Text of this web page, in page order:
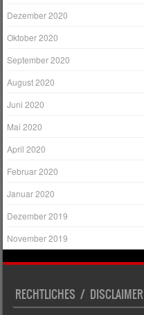
Dezember 2020
Oktober 2020
September 2020
August 2020
Juni 2020
Mai 2020
April 2020
Februar 2020
Januar 2020
Dezember 2019
November 2019
RECHTLICHES / DISCLAIMER